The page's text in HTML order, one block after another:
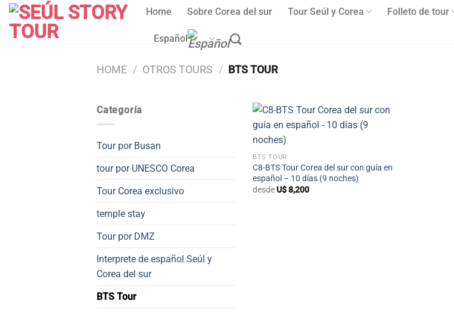
Skip
content
Home Sobre Corea del sur Tour Seúl y Corea Folleto de tour
Español
HOME / OTROS TOURS / BTS TOUR
Categoría
Tour por Busan
tour por UNESCO Corea
Tour Corea exclusivo
temple stay
Tour por DMZ
Interprete de español Seúl y
Corea del sur
BTS Tour
+
BTS TOUR
C8-BTS Tour Corea del sur con guía en
español – 10 días (9 noches)
desdeU$8,200